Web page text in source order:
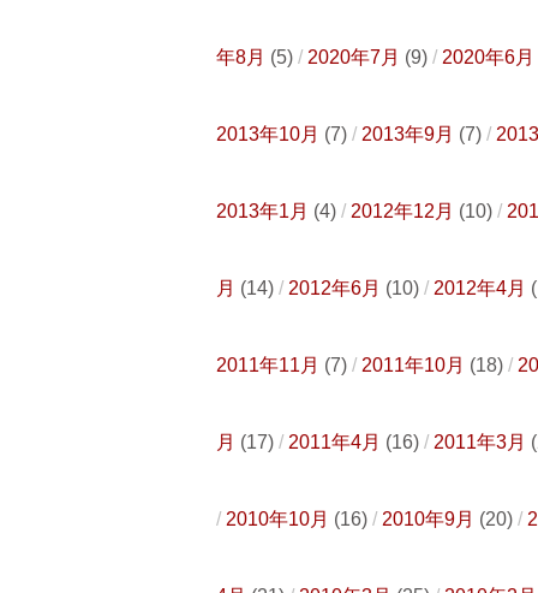
年8月 (5) 2020年7月 (9) 2020年6月
2013年10月 (7) 2013年9月 (7)
2013年1月 (4) 2012年12月 (10)
月 (14) 2012年6月 (10) 2012年4月
2011年11月 (7) 2011年10月 (18)
月 (17) 2011年4月 (16) 2011年3月
2010年10月 (16) 2010年9月 (20)